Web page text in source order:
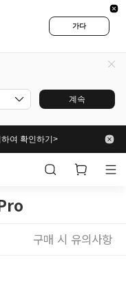
가다
계속
여 확인하기>
구매 시 유의사항